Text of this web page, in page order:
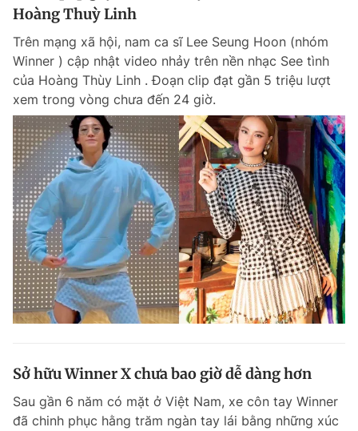
Hoàng Thuỳ Linh
Trên mạng xã hội, nam ca sĩ Lee Seung Hoon (nhóm
Winner ) cập nhật video nhảy trên nền nhạc See tình
của Hoàng Thùy Linh . Đoạn clip đạt gần 5 triệu lượt
xem trong vòng chưa đến 24 giờ.
Sở hữu Winner X chưa bao giờ dễ dàng hơn
Sau gần 6 năm có mặt ở Việt Nam, xe côn tay Winner
đã chinh phục hằng trăm ngàn tay lái bằng những xúc